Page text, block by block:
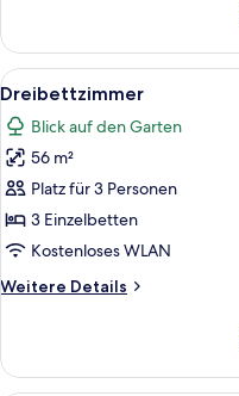
Einzelzimmer,
1 Einzelbett
Alle
Fotos
für
Dreibettzimmer
anzeigen
19
Dreibettzimmer
Blick auf den Garten
56 m²
Platz für 3 Personen
3 Einzelbetten
Kostenloses WLAN
Weitere Details
Weitere